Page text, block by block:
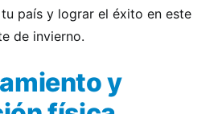
país y lograr el éxito en este
de invierno.
y